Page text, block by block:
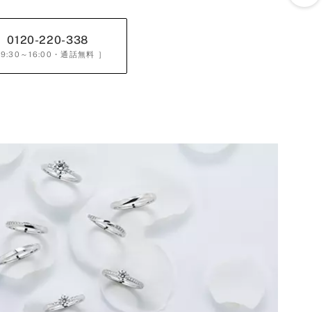
0120-220-338
9:30～16:00 ・通話無料 ］